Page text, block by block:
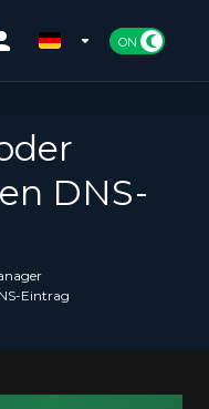
DNS-
Eintrag